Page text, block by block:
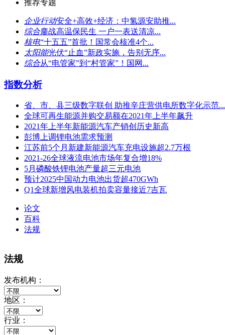
推荐专题
企业行动安全+高效+经济：中氢源安助推...
综合鏖战高温保民生 一户一表送清凉...
核电“十五五”首批！国常会核准4个...
太阳能光伏“止血”新政实施，告别无序...
综合从“电管家”到“村管家”！国网...
指数分析
省、市、县三级数字联创 助推辛庄营供电所数字化示范...
全球可再生能源并购交易额在2021年上半年飙升
2021年上半年新能源汽车产销创历史新高
彭博上调锂电池需求预测
江苏​前5个月新建新能源汽车充电设施超2.7万根
2021-26全球液流电池市场年复合增18%
5月磷酸铁锂电池产量超三元电池
预计2025中国动力电池出货超470GWh
Q1全球新增风电装机拍卖容量接近7吉瓦
论文
百科
法规
法规
发布机构：
地区：
行业：